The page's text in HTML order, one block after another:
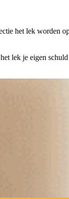
het lek worden
lek je eigen